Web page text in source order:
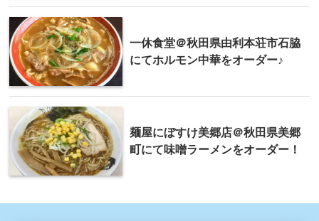
一休食堂＠秋田県由利本荘市石脇
にてホルモン中華をオーダー♪
麺屋にぼすけ美郷店＠秋田県美郷
町にて味噌ラーメンをオーダー！